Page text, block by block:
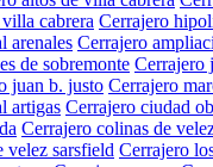
cabrera Cerrajero
arenales Cerrajero
de sobremonte Cerrajero
juan b. justo Cerrajero
artigas Cerrajero ciudad
Cerrajero colinas de
velez sarsfield Cerrajero